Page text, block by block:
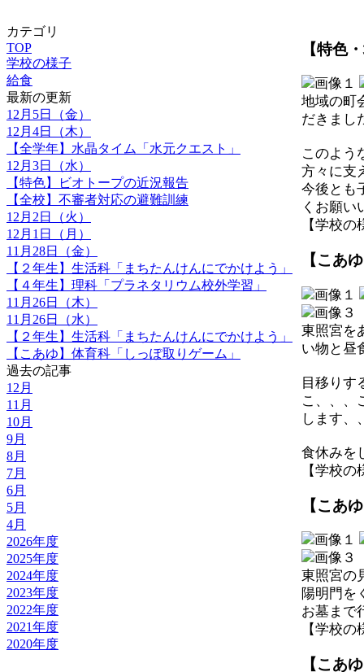
カテゴリ
TOP
学校の様子
給食
最新の更新
12月5日（金）
12月4日（木）
【全学年】水晶タイム「水元クエスト」
12月3日（水）
【特色】ビオトープの近況報告
【全校】不審者対応の避難訓練
12月2日（火）
12月1日（月）
11月28日（金）
【２年生】生活科「まちたんけんにでかけよう」
【４年生】理科「プラネタリウム校外学習」
11月26日（木）
11月26日（水）
【２年生】生活科「まちたんけんにでかけよう」
【こあゆ】体育科「しっぽ取りゲーム」
過去の記事
12月
11月
10月
9月
8月
7月
6月
5月
4月
2026年度
2025年度
2024年度
2023年度
2022年度
2021年度
2020年度
【特色
地域の町
だきまし
このよう
方々に支
今後とも
くお願い
【学校
【こあ
東照宮を
い物と昼
目移りす
こ、、、
します、
食休みを
【学校
【こあ
東照宮の
陽明門を
お墓まで
【学校
【こあ